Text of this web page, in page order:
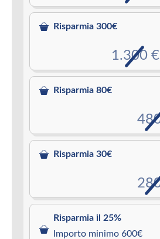
Risparmia 300€
1.300 €
Risparmia 80€
Risparmia 30€
Risparmia il 25%
Importo minimo 600€